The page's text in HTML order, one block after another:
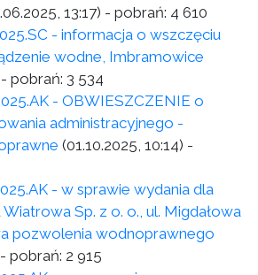
13:17) - pobrań: 4 610
- informacja o wszczęciu
wodne, Imbramowice
- pobrań: 3 534
- OBWIESZCZENIE o
administracyjnego -
(01.10.2025, 10:14) -
- w sprawie wydania dla
Sp. z o. o., ul. Migdałowa
pozwolenia wodnoprawnego
- pobrań: 2 915